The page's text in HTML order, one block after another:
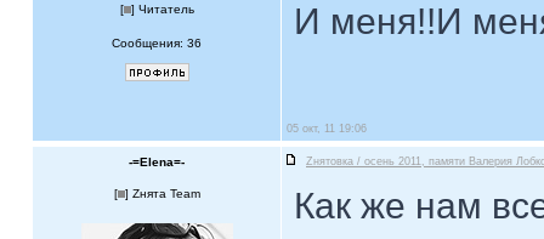
[ ] Читатель
Сообщения: 36
И меня!!И
05 окт, 11 19:06
-=Elena=- Zнятовка / осень 2011, памяти Валерия
[ ] Zнята Team Как же нам